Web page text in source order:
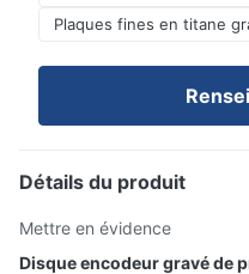
Plaques fines en titane
Détails du produit
Mettre en évidence
Disque encodeur gravé de